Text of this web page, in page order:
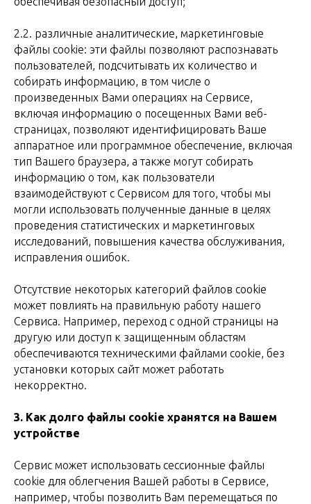
2.2. различные аналитические, маркетинговые
файлы cookie: эти файлы позволяют распознавать
пользователей, подсчитывать их количество и
собирать информацию, в том числе о
произведенных Вами операциях на Сервисе,
включая информацию о посещенных Вами веб-
страницах, позволяют идентифицировать Ваше
аппаратное или программное обеспечение, включая
тип Вашего браузера, а также могут собирать
информацию о том, как пользователи
взаимодействуют с Сервисом для того, чтобы мы
могли использовать полученные данные в целях
проведения статистических и маркетинговых
исследований, повышения качества обслуживания,
исправления ошибок.
Отсутствие некоторых категорий файлов cookie
может повлиять на правильную работу нашего
Сервиса. Например, переход с одной страницы на
другую или доступ к защищенным областям
обеспечиваются техническими файлами cookie, без
установки которых сайт может работать
некорректно.
3. Как долго файлы cookie хранятся на Вашем
устройстве
Сервис может использовать сессионные файлы
cookie для облегчения Вашей работы в Сервисе,
например, чтобы позволить Вам перемещаться по